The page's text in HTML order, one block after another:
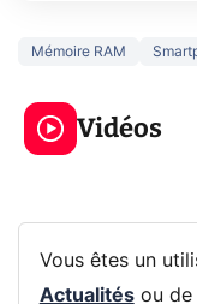
Mémoire RAM
Vidéos
5
jeux dans la
prochaine
Vous êtes un
Actualitésou de